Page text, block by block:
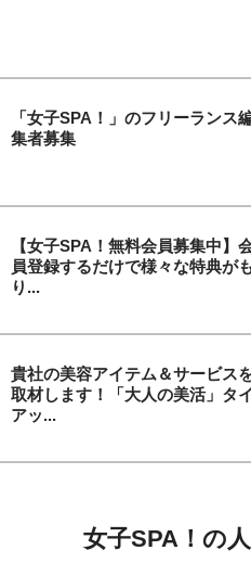
「女子SPA！」のフリーランス
集者募集
【女子SPA！無料会員募集中】
員登録するだけで様々な特典が
り...
貴社の美容アイテム＆サービス
取材します！「大人の美活」タイ
アッ...
女子SPA！の